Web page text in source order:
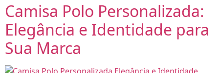
Camisa Polo Personalizada:
Elegância e Identidade para
Sua Marca